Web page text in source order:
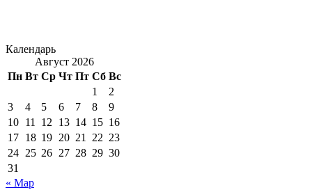
Календарь
Август 2026
Пн Вт Ср Чт Пт Сб Вс
1
2
3
4 5 6 7 8
9
10 11 12 13 14 15 16
17 18 19 20 21 22 23
24 25 26 27 28 29 30
31
« Мар